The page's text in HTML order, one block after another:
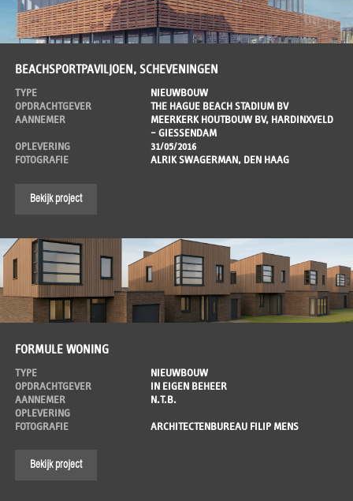
BEACHSPORTPAVILJOEN, SCHEVENINGEN
TYPE
NIEUWBOUW
OPDRACHTGEVER
THE HAGUE BEACH STADIUM BV
AANNEMER
MEERKERK HOUTBOUW BV, HARDINXVELD
– GIESSENDAM
OPLEVERING
31/05/2016
FOTOGRAFIE
ALRIK SWAGERMAN, DEN HAAG
Bekijk project
FORMULE WONING
TYPE
NIEUWBOUW
OPDRACHTGEVER
IN EIGEN BEHEER
AANNEMER
N.T.B.
OPLEVERING
FOTOGRAFIE
ARCHITECTENBUREAU FILIP MENS
Bekijk project